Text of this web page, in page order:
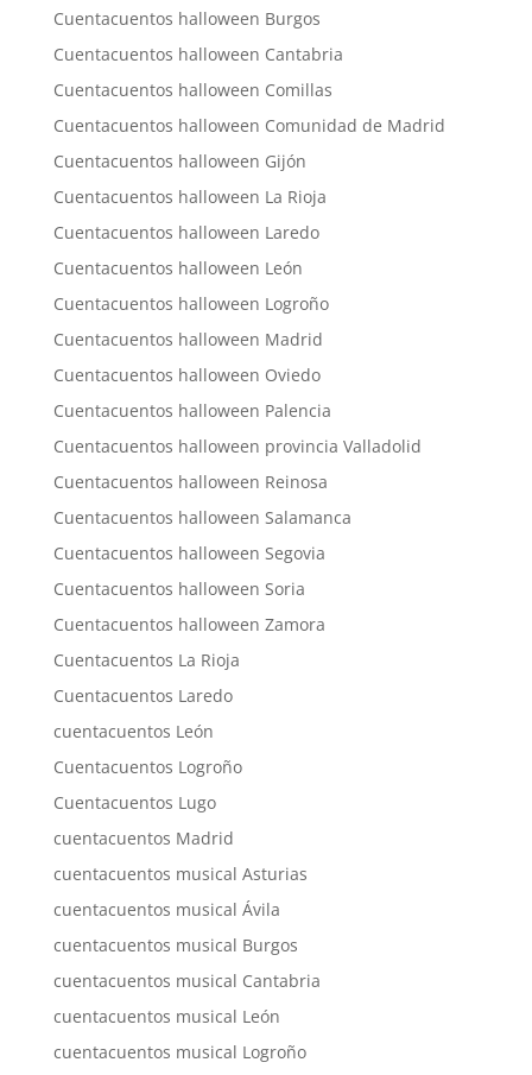
Cuentacuentos halloween Burgos
Cuentacuentos halloween Cantabria
Cuentacuentos halloween Comillas
Cuentacuentos halloween Comunidad de Madrid
Cuentacuentos halloween Gijón
Cuentacuentos halloween La Rioja
Cuentacuentos halloween Laredo
Cuentacuentos halloween León
Cuentacuentos halloween Logroño
Cuentacuentos halloween Madrid
Cuentacuentos halloween Oviedo
Cuentacuentos halloween Palencia
Cuentacuentos halloween provincia Valladolid
Cuentacuentos halloween Reinosa
Cuentacuentos halloween Salamanca
Cuentacuentos halloween Segovia
Cuentacuentos halloween Soria
Cuentacuentos halloween Zamora
Cuentacuentos La Rioja
Cuentacuentos Laredo
cuentacuentos León
Cuentacuentos Logroño
Cuentacuentos Lugo
cuentacuentos Madrid
cuentacuentos musical Asturias
cuentacuentos musical Ávila
cuentacuentos musical Burgos
cuentacuentos musical Cantabria
cuentacuentos musical León
cuentacuentos musical Logroño